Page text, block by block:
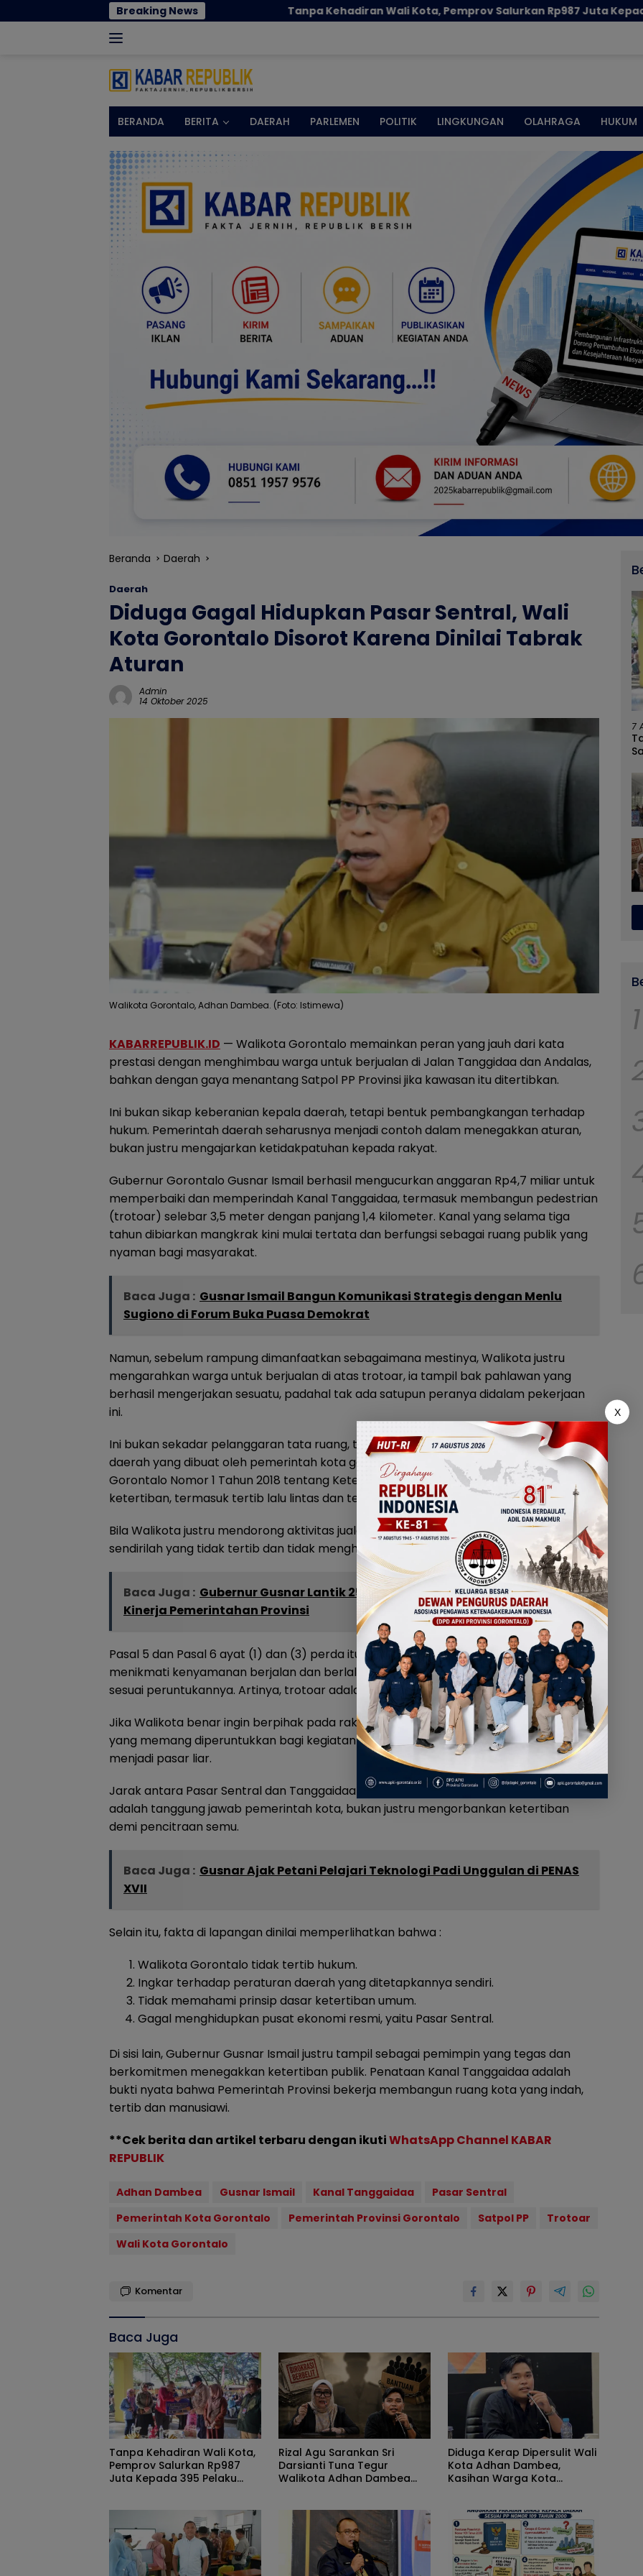
ke
Breaking News
Tanpa Kehadiran Wali Kota, Pemprov Salurkan Rp987 Juta Kepada 395 Pelaku UMKM Kota
BERANDA BERITA DAERAH PARLEMEN POLITIK LINGKUNGAN OLAHRAGA HUKUM
Beranda Daerah
Daerah
Diduga Gagal Hidupkan Pasar Sentral, Wali
Kota Gorontalo Disorot Karena Dinilai Tabrak
Aturan
Admin
14 Oktober 2025
Walikota Gorontalo, Adhan Dambea. (Foto: Istimewa)
KABARREPUBLIK.ID — Walikota Gorontalo memainkan peran yang jauh dari kata
prestasi dengan menghimbau warga untuk berjualan di Jalan Tanggidaa dan Andalas,
bahkan dengan gaya menantang Satpol PP Provinsi jika kawasan itu ditertibkan.
Ini bukan sikap keberanian kepala daerah, tetapi bentuk pembangkangan terhadap
hukum. Pemerintah daerah seharusnya menjadi contoh dalam menegakkan aturan,
bukan justru mengajarkan ketidakpatuhan kepada rakyat.
Gubernur Gorontalo Gusnar Ismail berhasil mengucurkan anggaran Rp4,7 miliar untuk
memperbaiki dan memperindah Kanal Tanggaidaa, termasuk membangun pedestrian
(trotoar) selebar 3,5 meter dengan panjang 1,4 kilometer. Kanal yang selama tiga
tahun dibiarkan mangkrak kini mulai tertata dan berfungsi sebagai ruang publik yang
nyaman bagi masyarakat.
Baca Juga : Gusnar Ismail Bangun Komunikasi Strategis dengan Menlu
Sugiono di Forum Buka Puasa Demokrat
Namun, sebelum rampung dimanfaatkan sebagaimana mestinya, Walikota justru
mengarahkan warga untuk berjualan di atas trotoar, ia tampil bak pahlawan yang
berhasil mengerjakan sesuatu, padahal tak ada satupun peranya didalam pekerjaan
ini.
Ini bukan sekadar pelanggaran tata ruang, tetapi pengingkaran terhadap peraturan
daerah yang dibuat oleh pemerintah kota gorontalo sendiri. Peraturan Daerah Kota
Gorontalo Nomor 1 Tahun 2018 tentang Ketertiban Umum menegaskan sembilan jenis
ketertiban, termasuk tertib lalu lintas dan tertib usaha.
Bila Walikota justru mendorong aktivitas jualan di jalan umum, maka pemerintah
sendirilah yang tidak tertib dan tidak menghormati hukum.
Baca Juga : Gubernur Gusnar Lantik 25 Pejabat Pratama untuk Perkuat
Kinerja Pemerintahan Provinsi
Pasal 5 dan Pasal 6 ayat (1) dan (3) perda itu juga menyatakan, setiap orang berhak
menikmati kenyamanan berjalan dan berlalu lintas, dengan memanfaatkan fasilitas
sesuai peruntukannya. Artinya, trotoar adalah hak pejalan kaki, bukan tempat usaha.
Jika Walikota benar ingin berpihak pada rakyat kecil, hidupkan kembali Pasar Sentral
yang memang diperuntukkan bagi kegiatan ekonomi rakyat, bukan mengubah trotoar
menjadi pasar liar.
Jarak antara Pasar Sentral dan Tanggaidaa pun tidak jauh dan mudah diakses. Itu
adalah tanggung jawab pemerintah kota, bukan justru mengorbankan ketertiban
demi pencitraan semu.
Baca Juga : Gusnar Ajak Petani Pelajari Teknologi Padi Unggulan di PENAS
XVII
Selain itu, fakta di lapangan dinilai memperlihatkan bahwa :
Walikota Gorontalo tidak tertib hukum.
Ingkar terhadap peraturan daerah yang ditetapkannya sendiri.
Tidak memahami prinsip dasar ketertiban umum.
Gagal menghidupkan pusat ekonomi resmi, yaitu Pasar Sentral.
Di sisi lain, Gubernur Gusnar Ismail justru tampil sebagai pemimpin yang tegas dan
berkomitmen menegakkan ketertiban publik. Penataan Kanal Tanggaidaa adalah
bukti nyata bahwa Pemerintah Provinsi bekerja membangun ruang kota yang indah,
tertib dan manusiawi.
**Cek berita dan artikel terbaru dengan ikutiWhatsApp Channel KABAR
REPUBLIK
Adhan Dambea Gusnar Ismail Kanal Tanggaidaa
Pasar Sentral
Pemerintah Kota Gorontalo
Pemerintah Provinsi Gorontalo Satpol PP
Trotoar
Wali Kota Gorontalo
Komentar
Baca Juga
Tanpa Kehadiran Wali Kota,
Pemprov Salurkan Rp987
Juta Kepada 395 Pelaku
Rizal Agu Sarankan Sri
Darsianti Tuna Tegur
Walikota Adhan Dambea
Gorontalo
Diduga Kerap Dipersulit Wali
Kota Adhan Dambea,
Kasihan Warga Kota
7
1
X